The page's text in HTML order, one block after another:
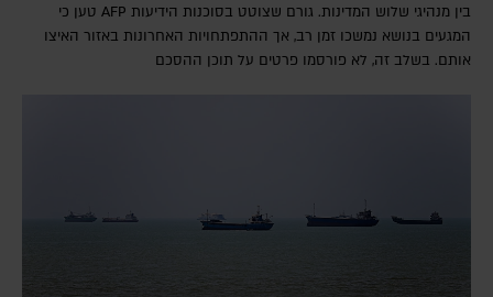
בין מנהיגי שלוש המדינות. גורם שצוטט בסוכנות הידיעות AFP טען כי
המגעים בנושא נמשכו זמן רב, אך ההתפתחויות האחרונות באזור האיצו
אותם. בשלב זה, לא פורסמו פרטים על תוכן ההסכם